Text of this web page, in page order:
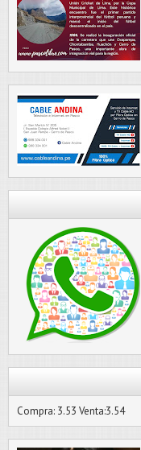
Compra: 3.53 Venta:3.54